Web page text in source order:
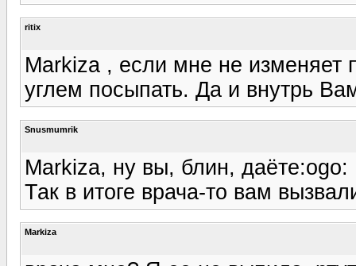
ritix
Markiza , если мне не изменяет
углем посыпать. Да и внутрь
Snusmumrik
Markiza, ну вы, блин, даёте:ogo:
Так в итоге врача-то вам
Markiza